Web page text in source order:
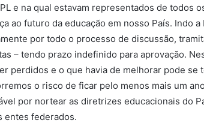
e na qual estavam representados de todos
ao futuro da educação em nosso País. Indo
por todo o processo de discussão,
– tendo prazo indefinido para aprovação.
perdidos e o que havia de melhorar pode se
o risco de ficar pelo menos mais um
por nortear as diretrizes educacionais do
entes federados.